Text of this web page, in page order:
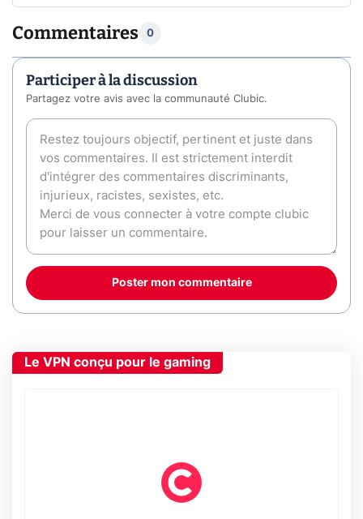
Commentaires 0
Participer à la discussion
Partagez votre avis avec la communauté Clubic.
Poster mon commentaire
Le VPN conçu pour le gaming